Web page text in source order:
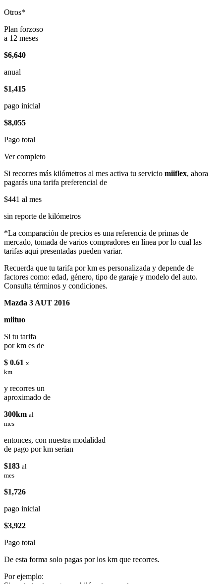
Otros*
Plan forzoso
a 12 meses
$6,640
anual
$1,415
pago inicial
$8,055
Pago total
Ver completo
Si recorres más kilómetros al mes activa tu servicio miiflex, ahora
pagarás una tarifa preferencial de
$441 al mes
sin reporte de kilómetros
*La comparación de precios es una referencia de primas de
mercado, tomada de varios compradores en línea por lo cual las
tarifas aqui presentadas pueden variar.
Recuerda que tu tarifa por km es personalizada y depende de
factores como: edad, género, tipo de garaje y modelo del auto.
Consulta términos y condiciones.
Mazda 3 AUT 2016
miituo
Si tu tarifa
por km es de
$ 0.61 x
km
y recorres un
aproximado de
300km al
mes
entonces, con nuestra modalidad
de pago por km serían
$183 al
mes
$1,726
pago inicial
$3,922
Pago total
De esta forma solo pagas por los km que recorres.
Por ejemplo: